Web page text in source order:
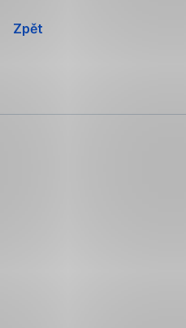
Zpět